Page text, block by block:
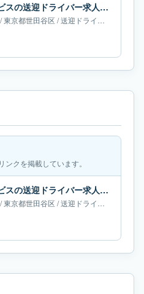
株式会社電恒自動車サービスの送迎ドライバー求人｜東京都世田谷区
/東京都世田谷区 /送迎ドライバー
クを掲載しています。
株式会社電恒自動車サービスの送迎ドライバー求人｜東京都世田谷区
/東京都世田谷区 /送迎ドライバー